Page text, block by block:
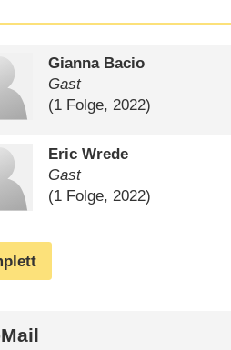
Gianna Bacio
Gast
(1 Folge, 2022)
Eric Wrede
Gast
(1 Folge, 2022)